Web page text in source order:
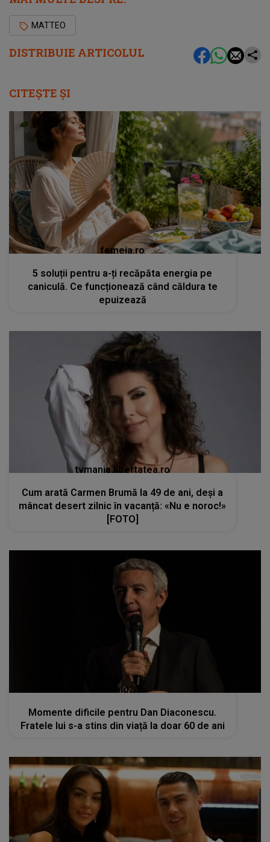
DISTRIBUIE ARTICOLUL
MATTEO
CITEȘTE ȘI
femeia.ro
5 soluții pentru a-ți recăpăta energia pe
caniculă. Ce funcționează când căldura te
epuizează
tvmania.libertatea.ro
Cum arată Carmen Brumă la 49 de ani, deși a
mâncat desert zilnic în vacanță: «Nu e noroc!»
[FOTO]
kanald2.ro
Momente dificile pentru Dan Diaconescu.
Fratele lui s-a stins din viață la doar 60 de ani